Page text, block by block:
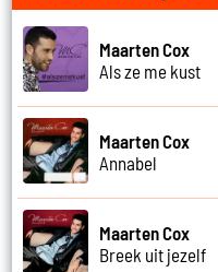
Maarten Cox
Als ze me kust
Maarten Cox
Annabel
Maarten Cox
Breek uit jezelf